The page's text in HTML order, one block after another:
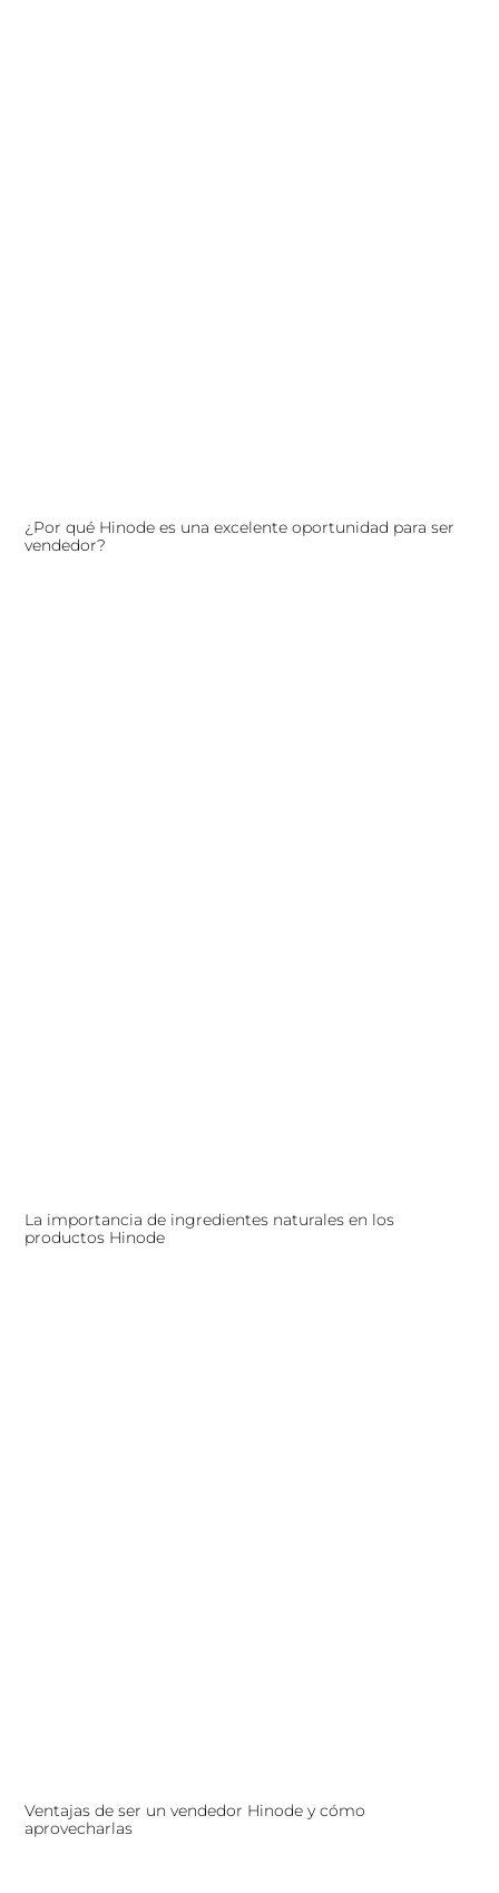
¿Por qué Hinode es una excelente oportunidad para ser
vendedor?
La importancia de ingredientes naturales en los
productos Hinode
Ventajas de ser un vendedor Hinode y cómo
aprovecharlas